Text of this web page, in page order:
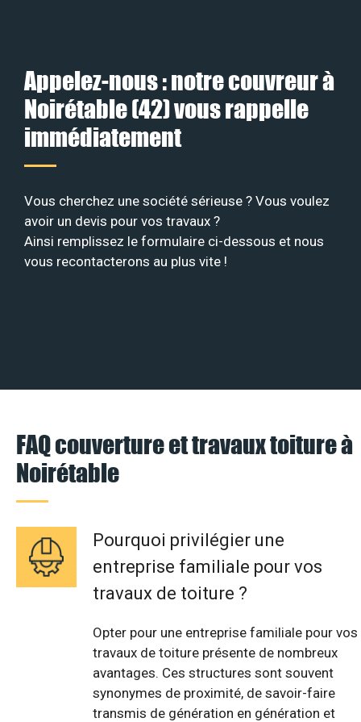
Appelez-nous : notre couvreur à
Noirétable (42) vous rappelle
immédiatement
Vous cherchez une société sérieuse ? Vous voulez
avoir un devis pour vos travaux ?
Ainsi remplissez le formulaire ci-dessous et nous
vous recontacterons au plus vite !
FAQ couverture et travaux toiture à
Noirétable
Pourquoi privilégier une
entreprise familiale pour vos
travaux de toiture ?
Opter pour une entreprise familiale pour vos
travaux de toiture présente de nombreux
avantages. Ces structures sont souvent
synonymes de proximité, de savoir-faire
transmis de génération en génération et